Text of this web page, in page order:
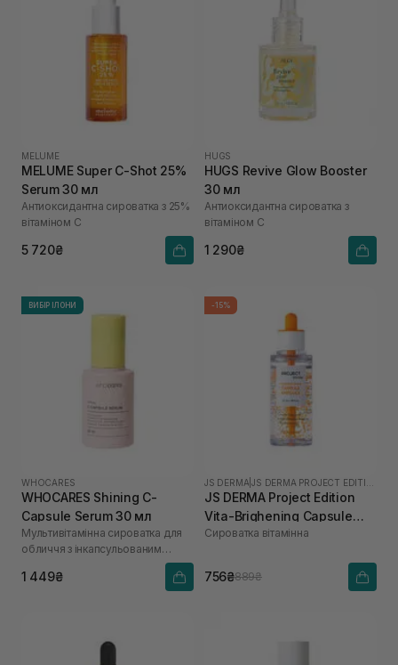
MELUME
MELUME Super C-Shot 25%
Serum 30 мл
Антиоксидантна сироватка з 25%
вітаміном С
5 720₴
HUGS
HUGS Revive Glow Booster
30 мл
Антиоксидантна сироватка з
вітаміном С
1 290₴
ВИБІР ІЛОНИ
WHOCARES
WHOCARES Shining C-
Capsule Serum 30 мл
Мультивітамінна сироватка для
обличчя з інкапсульованим
1 449₴
-15%
JS DERMA |
JS DERMA Project Edition
Vita-Brighening Capsule
Ampoule 50 мл
Сироватка вітамінна
756₴889₴